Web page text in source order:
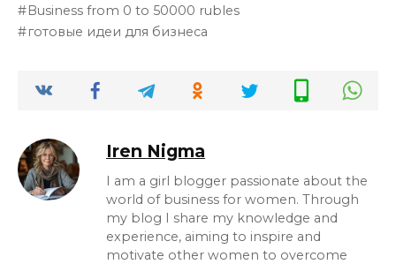
Business from 0 to 50000 rubles
готовые идеи для бизнеса
Iren Nigma
I am a girl blogger passionate about the
world of business for women. Through
my blog I share my knowledge and
experience, aiming to inspire and
motivate other women to overcome